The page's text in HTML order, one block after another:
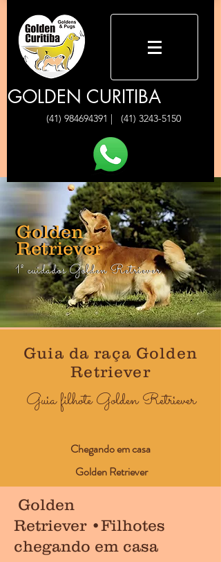
GOLDEN CURITIBA
(41) 984694391 | (41) 3243-5150
Golden
Retriever
Golden
Retriever
1º cuidados Golden Retriever
1º cuidados Golden Retriever
Guia da raça Golden
Retriever
Guia filhote Golden Retriever
Chegando em casa
Golden Retriever
Golden
Retriever •Filhotes
chegando em casa